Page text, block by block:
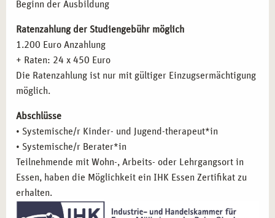
Therapeut*in erfolgreich zu arbeiten und die Zukunft von
Schwerpunk Lerntherapie
Lese-, Rechtschreib- und Rechenschwäche
Stärkung des Selbstwertes
Interdisziplinäre Aspekte
Psychopathologie in der systemischen Kinder- und
Jugendtherapie und Beratung
Entwicklungsstörung
Verhaltens- und emotionale Störung
Ressourcenorientierte praktische Methodenanwendung
im
Praxisschwerpunkt Essstörungen
Praxisschwerpunkt ADHS
Praxisschwerpunkt Autismus
Beginn der Ausbildung
Ratenzahlung der Studiengebühr möglich
1.200 Euro Anzahlung
+ Raten: 24 x 450 Euro
Die Ratenzahlung ist nur mit gültiger Einzugsermächtigung
möglich.
Abschlüsse
• Systemische/r Kinder- und Jugend-therapeut*in
• Systemische/r Berater*in
Teilnehmende mit Wohn-, Arbeits- oder Lehrgangsort in
Essen, haben die Möglichkeit ein IHK Essen Zertifikat zu
erhalten.